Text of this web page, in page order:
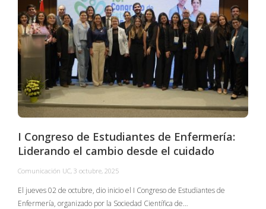
I Congreso de Estudiantes de Enfermería:
Liderando el cambio desde el cuidado
Comunicación UC, 3 octubre, 2025
El jueves 02 de octubre, dio inicio el I Congreso de Estudiantes de
Enfermería, organizado por la Sociedad Científica de…